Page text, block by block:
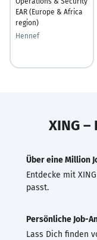
EAR (Europe & Africa
region)
Hennef
XING
Über eine Million
Entdecke mit
passt.
Persönliche Job-
Lass Dich finden